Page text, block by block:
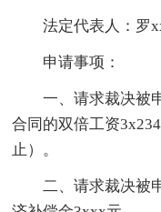
法定代表人：罗
申请事项：
一、请求裁决被
合同的双倍工资
止）。
二、请求裁决被